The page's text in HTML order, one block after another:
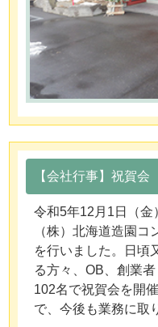
【会社行事】祝賀会
令和5年12月1日（金
（株）北海道造園
を行いました。日頃
る方々、OB、創業
102名で祝賀会を開
で、今後も業務に取